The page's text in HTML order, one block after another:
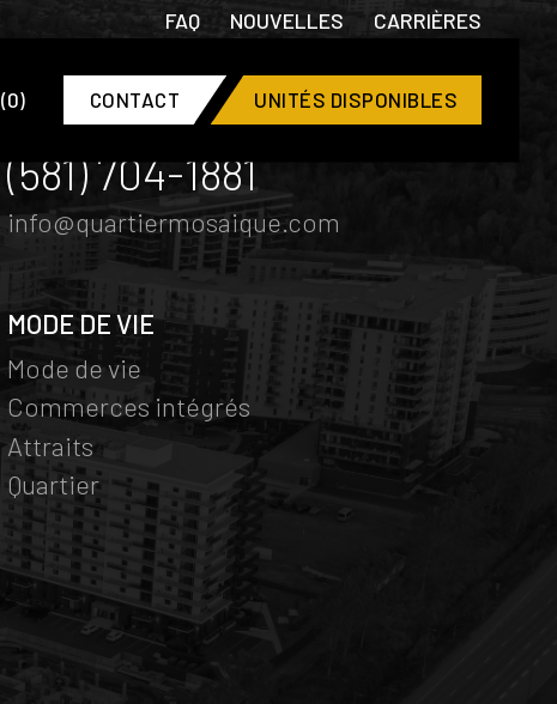
CONTACT UNITÉS DISPONIBLES
(0)
FAQ NOUVELLES CARRIÈRES
CONTACT
(581) 704-1881
info@quartiermosaique.com
MODE DE VIE
Mode de vie
Commerces intégrés
Attraits
Quartier